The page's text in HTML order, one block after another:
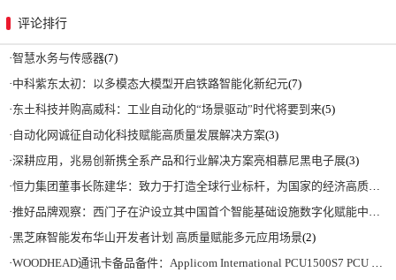
评论排行
·智慧水务与传感器(7)
·中科紫东太初：以多模态大模型开启铁路智能化新纪元(7)
·东土科技并购高威科：工业自动化的“场景驱动”时代将要到来(5)
· 自动化网诚征自动化科技赋能高质量发展解决方案(3)
·深耕应用，兆易创新携全系产品和行业解决方案亮相慕尼黑电子展(3)
·恒力集团董事长陈建华：致力于打造全球行业标杆，为国家的经济高质量发展贡献更大力量|上海电气集团党委书记、董事长吴磊来访
·推好品牌观察：西门子在沪设立其中国首个智能基础设施数字化赋能中心
·黑芝麻智能发布华山开发者计划 高质量赋能多元应用场景(2)
·WOODHEAD通讯卡备品备件：Applicom International PCU1500S7 PCU 1500 S7 V4.5.0